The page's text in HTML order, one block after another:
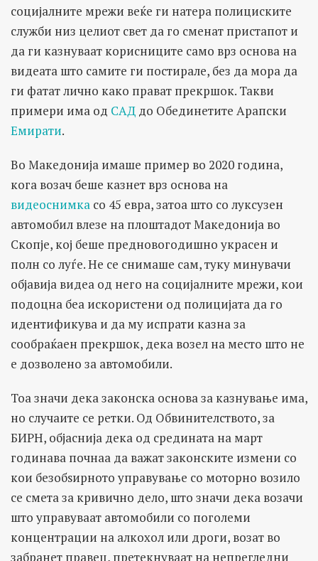
социјалните мрежи веќе ги натера полициските
служби низ целиот свет да го сменат пристапот и
да ги казнуваат корисниците само врз основа на
видеата што самите ги постирале, без да мора да
ги фатат лично како прават прекршок. Такви
примери има од САД до Обединетите Арапски
Емирати.
Во Македонија имаше пример во 2020 година,
кога возач беше казнет врз основа на
видеоснимка со 45 евра, затоа што со луксузен
автомобил влезе на плоштадот Македонија во
Скопје, кој беше предновогодишно украсен и
полн со луѓе. Не се снимаше сам, туку минувачи
објавија видеа од него на социјалните мрежи, кои
подоцна беа искористени од полицијата да го
идентификува и да му испрати казна за
сообраќаен прекршок, дека возел на место што не
е дозволено за автомобили.
Тоа значи дека законска основа за казнување има,
но случаите се ретки. Од Обвинителството, за
БИРН, објаснија дека од средината на март
годинава почнаа да важат законските измени со
кои безобѕирното управување со моторно возило
се смета за кривично дело, што значи дека возачи
што управуваат автомобили со поголеми
концентрации на алкохол или дроги, возат во
забранет правец, претекнуваат на непрегледни